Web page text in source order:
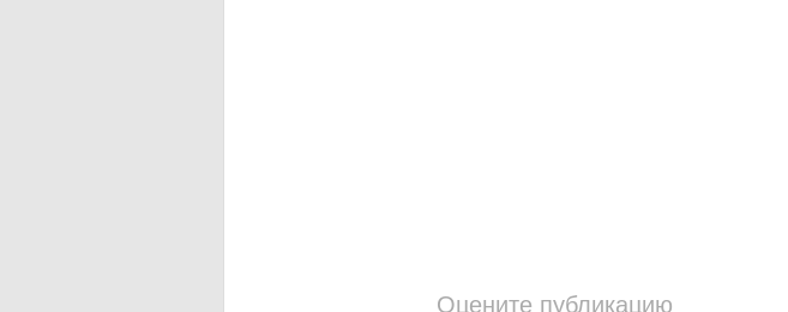
Оцените публикацию